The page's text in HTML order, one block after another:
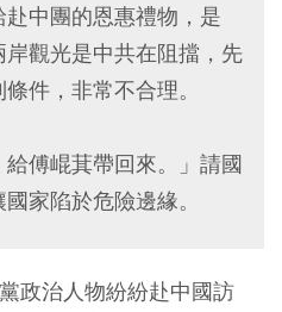
中團的恩惠禮物，是
岸觀光是中共在阻擋，先
件，非常不合理。
給傅崐萁帶回來。」請國
家陷於危險邊緣。
政治人物紛紛赴中國訪